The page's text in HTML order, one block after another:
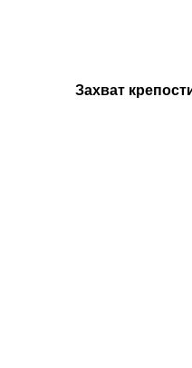
Захват